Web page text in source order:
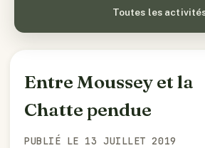
Toutes les
Entre Moussey et la
Chatte pendue
PUBLIÉ LE 13 JUILLET 2019